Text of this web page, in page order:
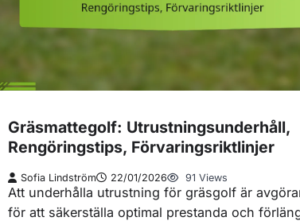
Gräsmattegolf: Utrustningsunderhåll,
Rengöringstips, Förvaringsriktlinjer
Sofia Lindström 22/01/2026 91 Views
Att underhålla utrustning för gräsgolf är
för att säkerställa optimal prestanda och